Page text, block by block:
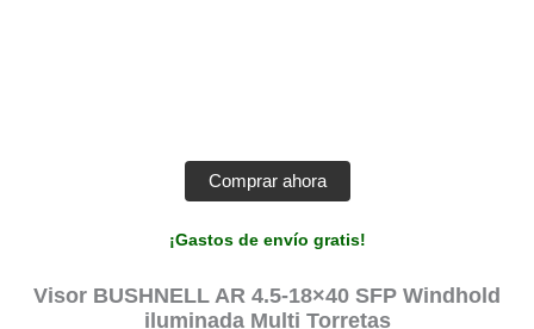
Comprar ahora
¡Gastos de envío gratis!
Visor BUSHNELL AR 4.5-18×40 SFP Windhold
iluminada Multi Torretas